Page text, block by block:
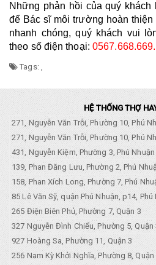
Những phản hồi của quý
để Bác sĩ môi trường hoàn
nhanh chóng, quý khách vui
theo số điện thoại: 0567.668.669.
Tags: ,
HỆ THỐNG THỢ
271, Nguyễn Văn Trỗi, Phường 10, Phú
271, Nguyễn Văn Trỗi, Phường 10, Phú
431, Nguyễn Kiệm, Phường 3, Phú Nhuận
139, Phan Đăng Lưu, Phường 2, Phú
158, Phan Xích Long, Phường 7, Phú
85 Lê Văn Sỹ, quận Phú Nhuận, p14, Phú
265 Điện Biên Phủ, Phường 7, Quận 3
327 Nguyễn Đình Chiểu, Phường 5, Quận
927 Hoàng Sa, Phường 11, Quận 3
256 Nam Kỳ Khởi Nghĩa, Phường 8, Quận